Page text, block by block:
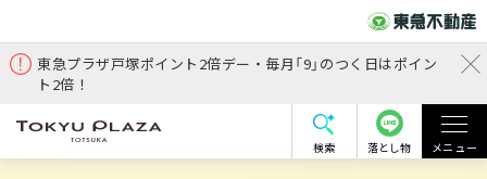
東急プラザ戸塚ポイント2倍デー・毎月「9」のつく日はポイン
ト2倍！
検索 落とし物 メニュー